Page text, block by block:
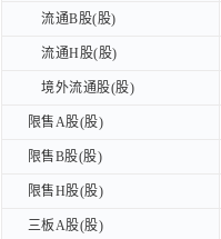
流通B股(股)
流通H股(股)
境外流通股(股)
限售A股(股)
限售B股(股)
限售H股(股)
三板A股(股)
流通B股(股)
流通H股(股)
境外流通股(股)
限售A股(股)
限售B股(股)
限售H股(股)
三板A股(股)